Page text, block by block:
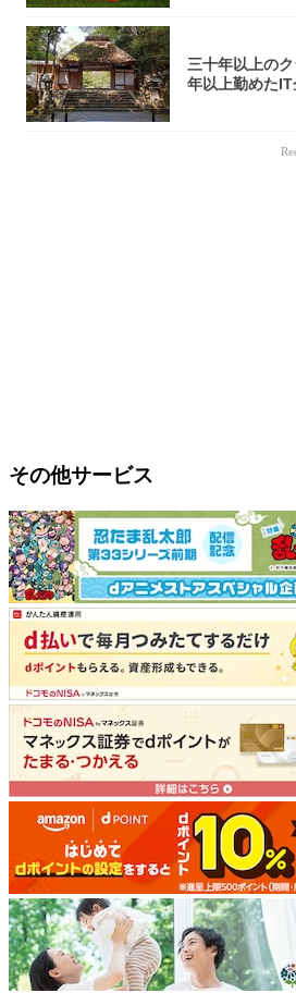
三十年以上の
年以上勤めた
その他サービス